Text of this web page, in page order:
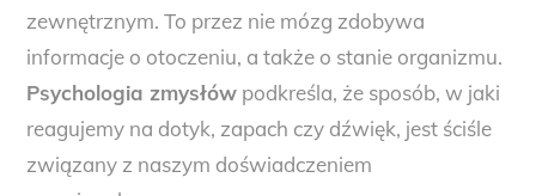
zewnętrznym. To przez nie mózg zdobywa
informacje o otoczeniu, a także o stanie organizmu.
Psychologia zmysłów podkreśla, że sposób, w jaki
reagujemy na dotyk, zapach czy dźwięk, jest ściśle
związany z naszym doświadczeniem